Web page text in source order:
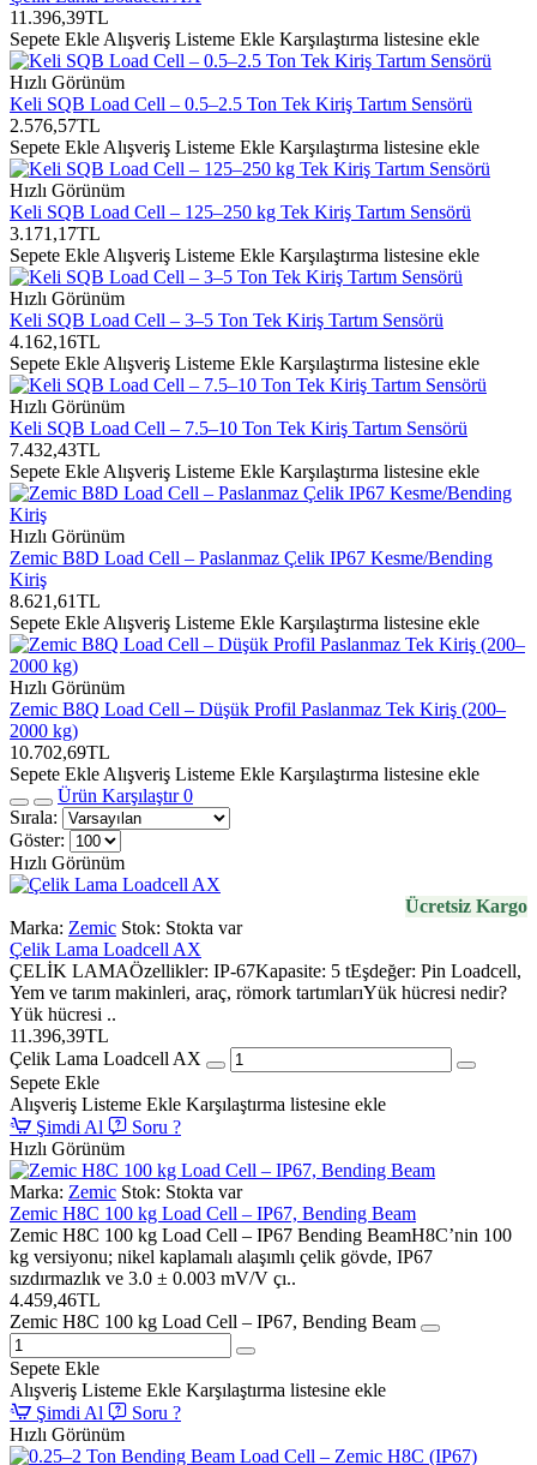
11.396,39TL
Sepete Ekle Alışveriş Listeme Ekle Karşılaştırma listesine ekle
Hızlı Görünüm
Keli SQB Load Cell – 0.5–2.5 Ton Tek Kiriş Tartım Sensörü
2.576,57TL
Sepete Ekle Alışveriş Listeme Ekle Karşılaştırma listesine ekle
Hızlı Görünüm
Keli SQB Load Cell – 125–250 kg Tek Kiriş Tartım Sensörü
3.171,17TL
Sepete Ekle Alışveriş Listeme Ekle Karşılaştırma listesine ekle
Hızlı Görünüm
Keli SQB Load Cell – 3–5 Ton Tek Kiriş Tartım Sensörü
4.162,16TL
Sepete Ekle Alışveriş Listeme Ekle Karşılaştırma listesine ekle
Hızlı Görünüm
Keli SQB Load Cell – 7.5–10 Ton Tek Kiriş Tartım Sensörü
7.432,43TL
Sepete Ekle Alışveriş Listeme Ekle Karşılaştırma listesine ekle
Hızlı Görünüm
Zemic B8D Load Cell – Paslanmaz Çelik IP67 Kesme/Bending
Kiriş
8.621,61TL
Sepete Ekle Alışveriş Listeme Ekle Karşılaştırma listesine ekle
Hızlı Görünüm
Zemic B8Q Load Cell – Düşük Profil Paslanmaz Tek Kiriş (200–
2000 kg)
10.702,69TL
Sepete Ekle Alışveriş Listeme Ekle Karşılaştırma listesine ekle
Ürün Karşılaştır0
Sırala:
Göster:
Hızlı Görünüm
Ücretsiz Kargo
Marka: Zemic Stok: Stokta var
Çelik Lama Loadcell AX
ÇELİK LAMAÖzellikler: IP-67Kapasite: 5 tEşdeğer: Pin Loadcell,
Yem ve tarım makinleri, araç, römork tartımlarıYük hücresi nedir?
Yük hücresi ..
11.396,39TL
Çelik Lama Loadcell AX
Sepete Ekle
Alışveriş Listeme Ekle Karşılaştırma listesine ekle
Şimdi Al
Soru ?
Hızlı Görünüm
Marka: Zemic Stok: Stokta var
Zemic H8C 100 kg Load Cell – IP67, Bending Beam
Zemic H8C 100 kg Load Cell – IP67 Bending BeamH8C’nin 100
kg versiyonu; nikel kaplamalı alaşımlı çelik gövde, IP67
sızdırmazlık ve 3.0 ± 0.003 mV/V çı..
4.459,46TL
Zemic H8C 100 kg Load Cell – IP67, Bending Beam
Sepete Ekle
Alışveriş Listeme Ekle Karşılaştırma listesine ekle
Şimdi Al
Soru ?
Hızlı Görünüm